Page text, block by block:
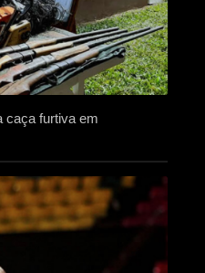
caça furtiva em